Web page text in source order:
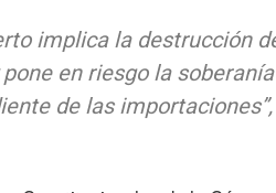
implica la destrucción
en riesgo la
de las